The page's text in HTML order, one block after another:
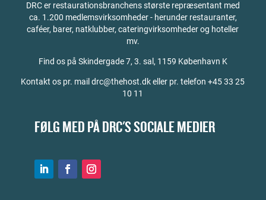
DRC er restaurationsbranchens største repræsentant med
ca. 1.200 medlemsvirksomheder - herunder restauranter,
caféer, barer, natklubber, cateringvirksomheder og hoteller
mv.
Find os på Skindergade 7, 3. sal, 1159 København K
Kontakt os pr. mail drc@thehost.dk eller pr. telefon +45 33 25
10 11
FØLG MED PÅ DRC'S SOCIALE MEDIER